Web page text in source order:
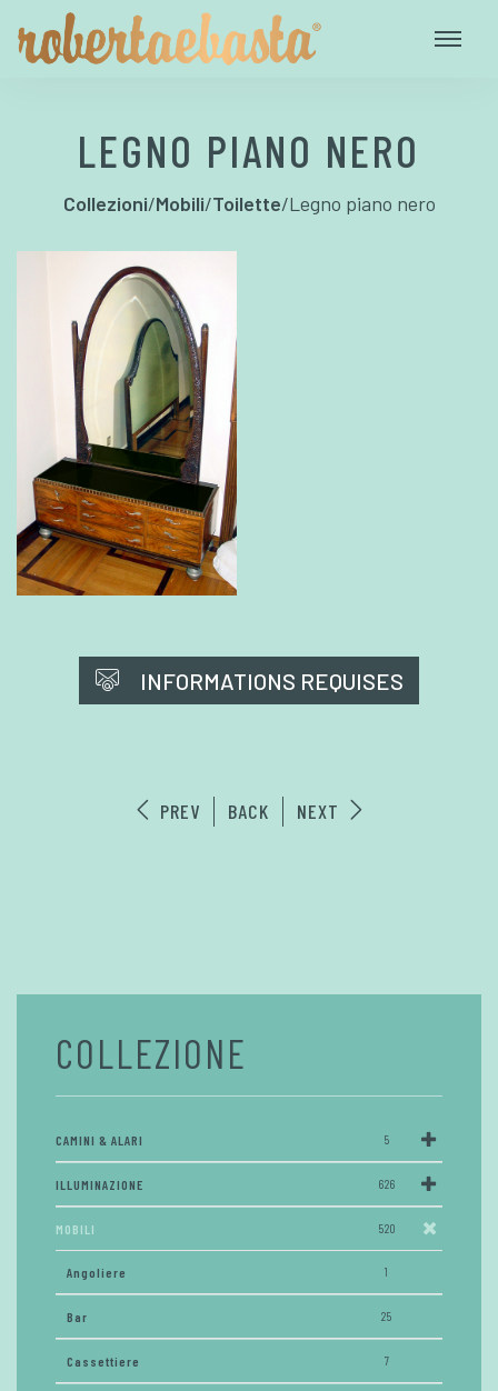
LEGNO PIANO NERO
Collezioni/Mobili/Toilette/Legno piano nero
INFORMATIONS REQUISES
PREV BACK NEXT
COLLEZIONE
CAMINI & ALARI 5
ILLUMINAZIONE 626
MOBILI 520
Angoliere 1
Bar 25
Cassettiere 7